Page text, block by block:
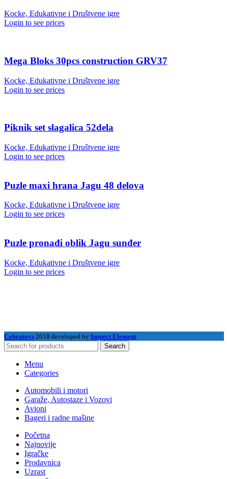
Kocke, Edukativne i Društvene igre
Login to see prices
Mega Bloks 30pcs construction GRV37
Kocke, Edukativne i Društvene igre
Login to see prices
Piknik set slagalica 52dela
Kocke, Edukativne i Društvene igre
Login to see prices
Puzle maxi hrana Jagu 48 delova
Kocke, Edukativne i Društvene igre
Login to see prices
Puzle pronađi oblik Jagu sunđer
Kocke, Edukativne i Društvene igre
Login to see prices
Cobratoys 2018 developed by Inspect Element
Search
Menu
Categories
Automobili i motori
Garaže, Autostaze i Vozovi
Avioni
Bageri i radne mašine
Početna
Najnovije
Igračke
Prodavnica
Uzrast